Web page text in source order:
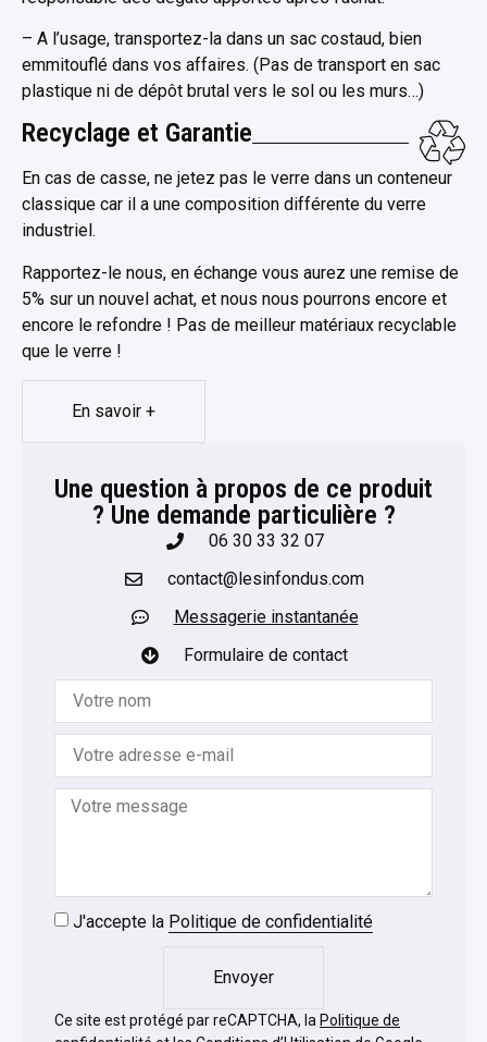
– A l’usage, transportez-la dans un sac costaud, bien
emmitouflé dans vos affaires. (Pas de transport en sac
plastique ni de dépôt brutal vers le sol ou les murs…)
Recyclage et Garantie
En cas de casse, ne jetez pas le verre dans un conteneur
classique car il a une composition différente du verre
industriel.
Rapportez-le nous, en échange vous aurez une remise de
5% sur un nouvel achat, et nous nous pourrons encore et
encore le refondre ! Pas de meilleur matériaux recyclable
que le verre !
En savoir +
Une question à propos de ce produit
? Une demande particulière ?​
06 30 33 32 07
contact@lesinfondus.com
Messagerie instantanée
Formulaire de contact
J'accepte la Politique de confidentialité
Envoyer
Ce site est protégé par reCAPTCHA, la Politique de